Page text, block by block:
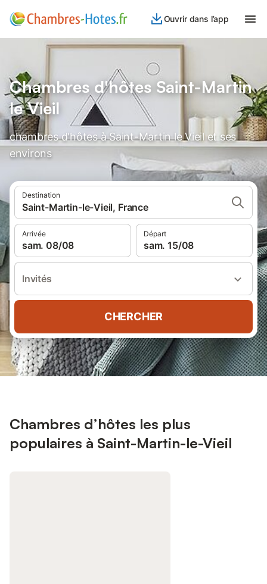
Ouvrir dans l’app
Chambres d'hôtes Saint-Martin
le Vieil
chambres d'hôtes à Saint-Martin le Vieil et ses
environs
Destination
Saint-Martin-le-Vieil, France
Arrivée
sam. 08/08
Départ
sam. 15/08
Invités
CHERCHER
Chambres d’hôtes les plus
populaires à Saint-Martin-le-Vieil